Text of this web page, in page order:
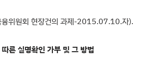
융위원회 현장건의 과제-2015.07.10.자).
른 실명확인 가부 및 그 방법